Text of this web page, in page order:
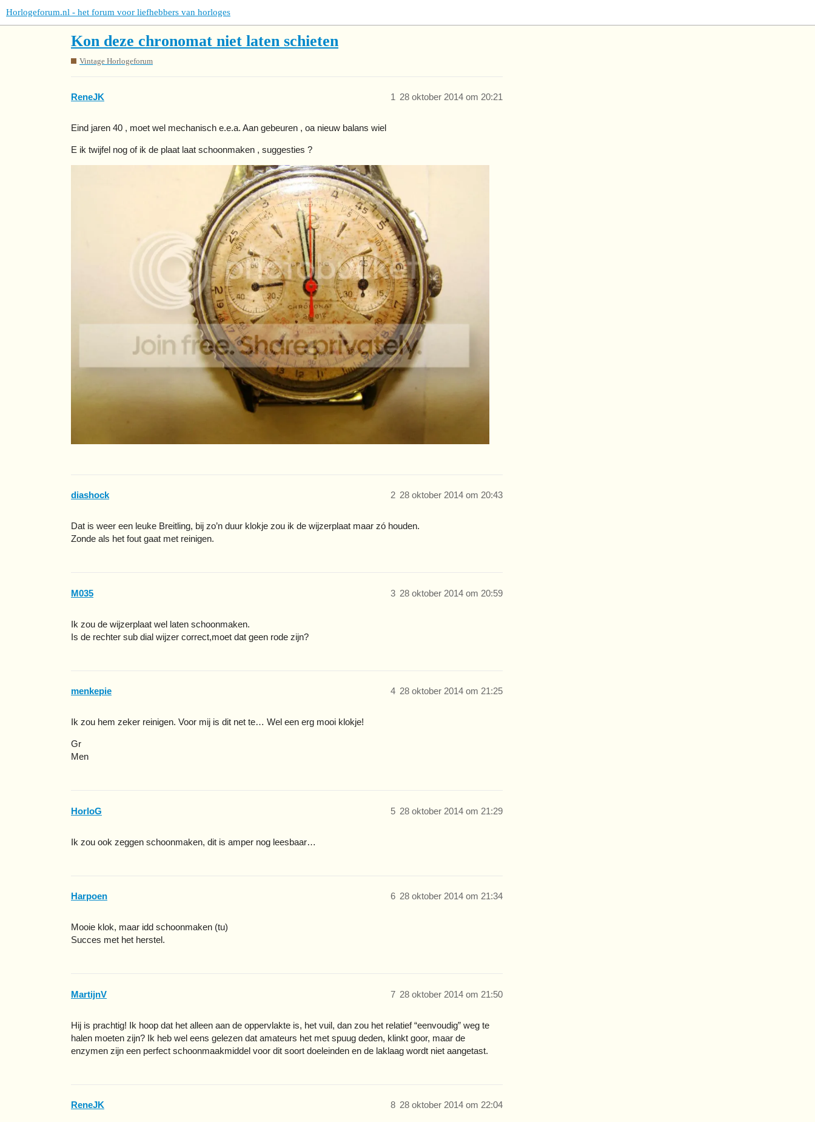
Horlogeforum.nl - het forum voor liefhebbers van horloges
Kon deze chronomat niet laten schieten
Vintage Horlogeforum
ReneJK 28 oktober 2014 om 20:21
1
Eind jaren 40 , moet wel mechanisch e.e.a. Aan gebeuren , oa nieuw balans wiel
E ik twijfel nog of ik de plaat laat schoonmaken , suggesties ?
diashock 28 oktober 2014 om 20:43
2
Dat is weer een leuke Breitling, bij zo’n duur klokje zou ik de wijzerplaat maar zó houden.
Zonde als het fout gaat met reinigen.
M035 28 oktober 2014 om 20:59
3
Ik zou de wijzerplaat wel laten schoonmaken.
Is de rechter sub dial wijzer correct,moet dat geen rode zijn?
menkepie 28 oktober 2014 om 21:25
4
Ik zou hem zeker reinigen. Voor mij is dit net te… Wel een erg mooi klokje!
Gr
Men
HorloG 28 oktober 2014 om 21:29
5
Ik zou ook zeggen schoonmaken, dit is amper nog leesbaar…
Harpoen 28 oktober 2014 om 21:34
6
Mooie klok, maar idd schoonmaken (tu)
Succes met het herstel.
MartijnV 28 oktober 2014 om 21:50
7
Hij is prachtig! Ik hoop dat het alleen aan de oppervlakte is, het vuil, dan zou het relatief “eenvoudig” weg te
halen moeten zijn? Ik heb wel eens gelezen dat amateurs het met spuug deden, klinkt goor, maar de
enzymen zijn een perfect schoonmaakmiddel voor dit soort doeleinden en de laklaag wordt niet aangetast.
ReneJK 28 oktober 2014 om 22:04
8